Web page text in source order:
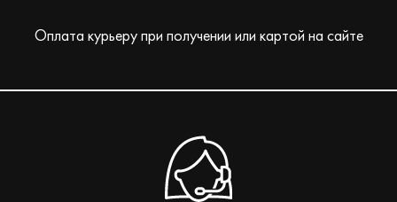
Оплата курьеру при получении или картой на сайте